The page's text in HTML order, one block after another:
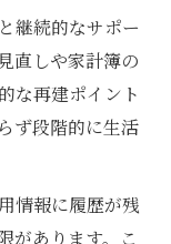
継続的なサポー
直しや家計簿の
な再建ポイント
ず段階的に生活
情報に履歴が残
があります。こ